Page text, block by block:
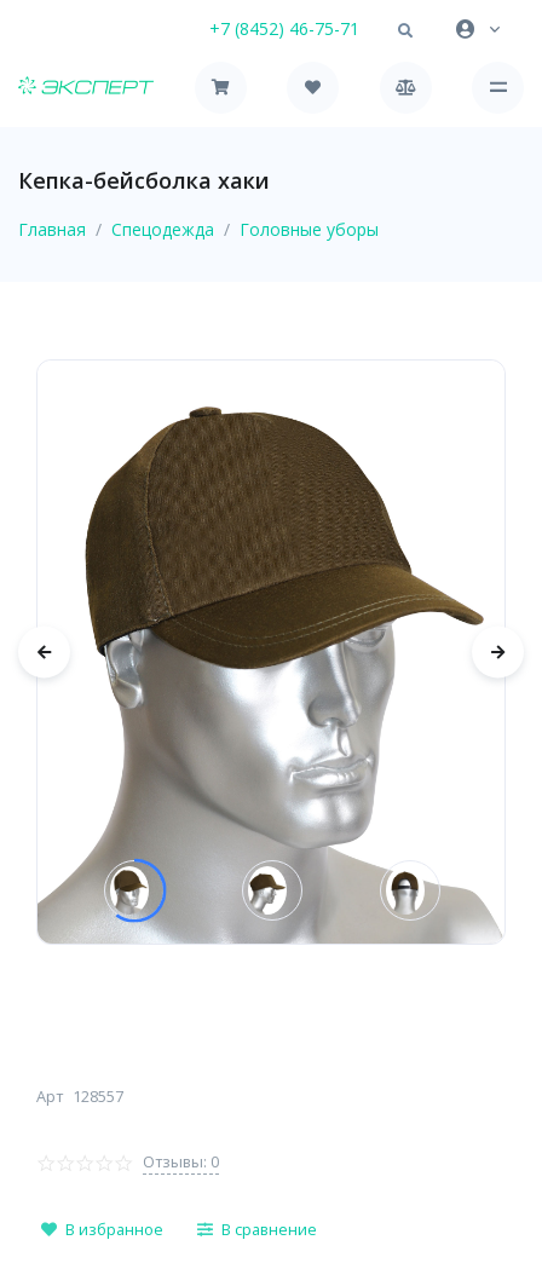
+7 (8452) 46-75-71
Кепка-бейсболка хаки
Главная Спецодежда Головные уборы
Арт 128557
Отзывы: 0
В избранное В сравнение